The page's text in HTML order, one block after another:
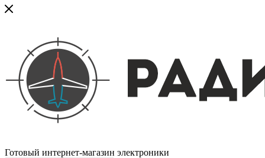
Готовый интернет-магазин электроники